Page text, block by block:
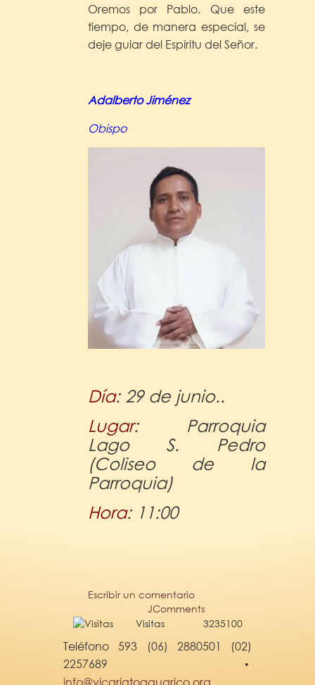
Oremos por Pablo. Que este
tiempo, de manera especial, se
deje guiar del Espíritu del Señor.
Adalberto Jiménez
Obispo
Día: 29 de junio..
Lugar: Parroquia
Lago S. Pedro
(Coliseo de la
Parroquia)
Hora: 11:00
Escribir un comentario
JComments
Visitas
3235100
Teléfono 593 (06) 2880501 (02)
2257689 •
info@vicariatoaguarico.org